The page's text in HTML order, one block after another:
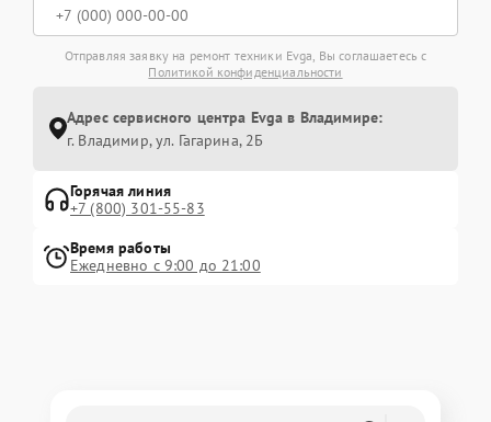
Отправляя заявку на ремонт техники Evga, Вы соглашаетесь с
Политикой конфиденциальности
Адрес сервисного центра Evga в Владимире:
г. Владимир, ул. Гагарина, 2Б
Горячая линия
+7 (800) 301-55-83
Время работы
Ежедневно с 9:00 до 21:00